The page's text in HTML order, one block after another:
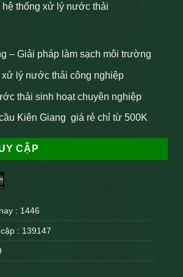
thống xử lý nước thải
– Giải pháp làm sạch môi trường
xử lý nước thải công nghiệp
thải sinh hoạt chuyên nghiệp
Kiên Giang giá rẻ chỉ từ 500K
CẬP
: 1446
: 139147